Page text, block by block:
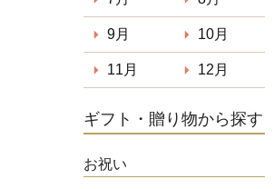
9月 10月
11月 12月
ギフト・贈り物から探す
お祝い